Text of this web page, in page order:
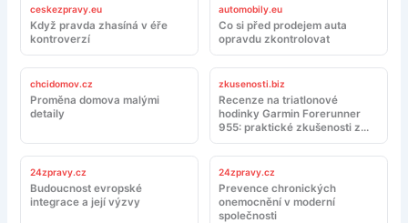
ceskezpravy.eu
Když pravda zhasíná v éře
kontroverzí
automobily.eu
Co si před prodejem auta
opravdu zkontrolovat
chcidomov.cz
Proměna domova malými
detaily
zkusenosti.biz
Recenze na triatlonové
hodinky Garmin Forerunner
955: praktické zkušenosti z
tréninku a závodů
24zpravy.cz
Budoucnost evropské
integrace a její výzvy
24zpravy.cz
Prevence chronických
onemocnění v moderní
společnosti